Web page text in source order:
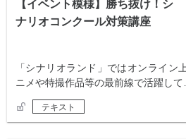
【イベント模様】勝ち抜け！シ
ナリオコンクール対策講座
「シナリオランド」ではオンライン
ニメや特撮作品等の最前線で活躍し
テキスト